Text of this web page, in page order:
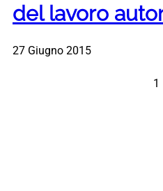
del lavoro
27 Giugno 2015
1